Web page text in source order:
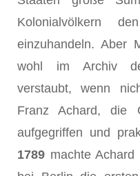
Kolonialvölkern
einzuhandeln. Aber
wohl im Archiv
verstaubt, wenn
Franz Achard, die
aufgegriffen und
1789 machte